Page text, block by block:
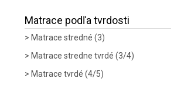
Matrace podľa tvrdosti
Matrace stredné (3)
Matrace stredne tvrdé (3/4)
Matrace tvrdé (4/5)